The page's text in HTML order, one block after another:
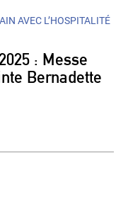
AVEC L’HOSPITALITÉ
: Messe
Bernadette